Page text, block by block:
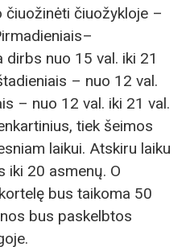
čiuožinėti čiuožykloje –
nuo 15 val. iki 21
– nuo 12 val.
– nuo 12 val. iki 21 val.
tiek šeimos
laikui. Atskiru laiku
iki 20 asmenų. O
bus taikoma 50
bus paskelbtos